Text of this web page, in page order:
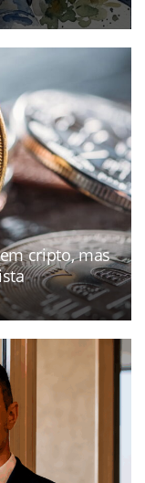
cripto, mas